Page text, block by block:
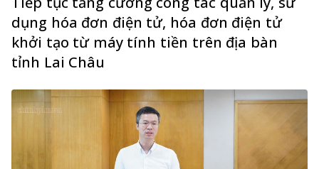
dụng hóa đơn điện tử, hóa đơn điện tử
khởi tạo từ máy tính tiền trên địa bàn
tỉnh Lai Châu